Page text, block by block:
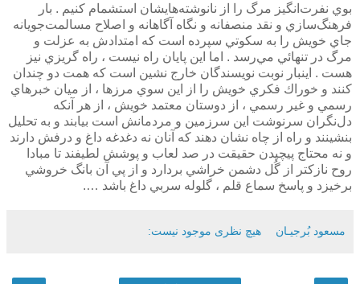
بوي نفرت‌انگيز مرگ را از نانوشته‌هايشان استشمام كنيم . بار
فرهنگ‌سازي و نقد منصفانه و نگاه آگاهانه و اصلاح مسالمت‌جويانه
جاي خويش را به سكوتي سپرده است كه امتدادش به عزلت و
مرگ در تنهائي مي‌رسد . اما اين پايان راه نيست ، راه گريزي نيز
هست . اينبار نوبت نويسندگان خارج نشين است كه همت دو چندان
كنند و خوراك فكري خويش را از اين سوي مرزها ، از ميان خبرهاي
رسمي و غير رسمي ، از دوستان معتمد خويش ، از هر آنكه
دل‌نگران سرنوشت اين سرزمين و مردمانش است بيابند و به تحليل
بنشينند و راه از چاه نشان دهند كه آنان نه دغدغه داغ و درفش دارند
و نه محتاج پيچيدن حقيقت در صد لعاب و پوشش لطيفند تا مبادا
روح نازكتر از گُل دشمن خراشي بردارد و از پي آن بانگ خروشي
برخيزد و پاسخ سماع قلم ، گلوله سربي داغ باشد ….
مسعود بُرجيـان هیچ نظری موجود نیست: